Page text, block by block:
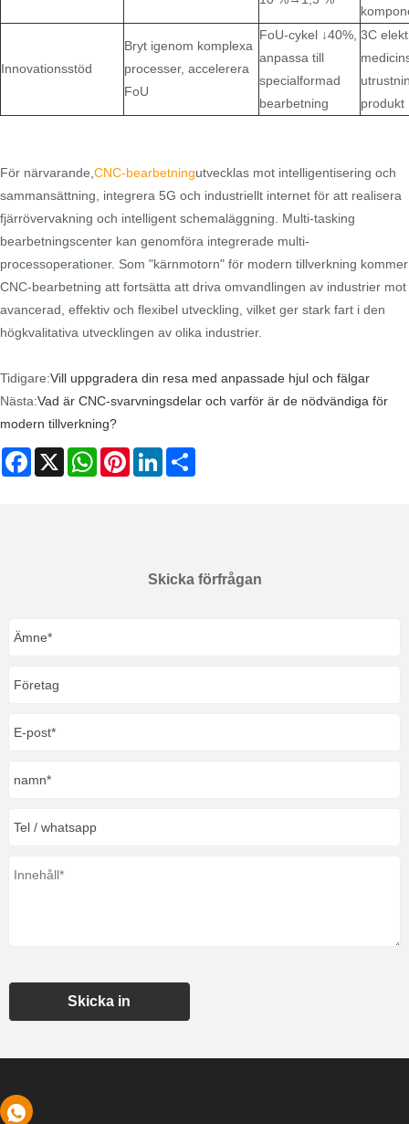
Innovationsstöd
Bryt igenom komplexa
processer, accelerera
FoU
FoU-cykel ↓40%,
anpassa till
specialformad
bearbetning
3C
produkt
För närvarande, CNC-bearbetningutvecklas mot intelligentisering och
sammansättning, integrera 5G och industriellt internet för att realisera
fjärrövervakning och intelligent schemaläggning. Multi-tasking
bearbetningscenter kan genomföra integrerade multi-
processoperationer. Som "kärnmotorn" för modern tillverkning kommer
CNC-bearbetning att fortsätta att driva omvandlingen av industrier mot
avancerad, effektiv och flexibel utveckling, vilket ger stark fart i den
högkvalitativa utvecklingen av olika industrier.
Tidigare:Vill uppgradera din resa med anpassade hjul och fälgar
Nästa:Vad är CNC-svarvningsdelar och varför är de nödvändiga för
modern tillverkning?
Facebook
X WhatsAppPinterestLinkedIn
Skicka förfrågan
Skicka in